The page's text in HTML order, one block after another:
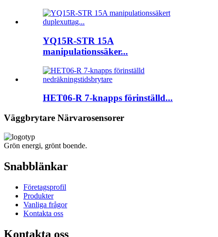
YQ15R-STR 15A
manipulationssäker...
HET06-R 7-knapps förinställd...
Väggbrytare Närvarosensorer
Grön energi, grönt boende.
Snabblänkar
Företagsprofil
Produkter
Vanliga frågor
Kontakta oss
Kontakta oss